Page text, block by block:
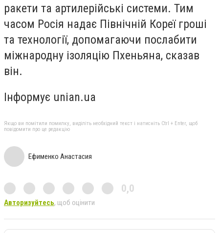
ракети та артилерійські системи. Тим
часом Росія надає Північній Кореї гроші
та технології, допомагаючи послабити
міжнародну ізоляцію Пхеньяна, сказав
він.
Інформує unian.ua
Якщо ви помітили помилку, виділіть необхідний текст і натисніть Ctrl + Enter, щоб
повідомити про це редакцію
Ефименко Анастасия
0,0
Авторизуйтесь, щоб оцінити